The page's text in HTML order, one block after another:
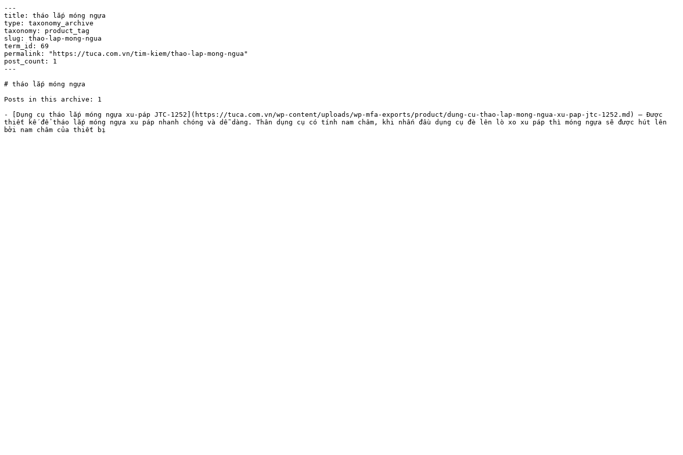
---
title: tháo lắp móng ngựa
type: taxonomy_archive
taxonomy: product_tag
slug: thao-lap-mong-ngua
term_id: 69
permalink: "https://tuca.com.vn/tim-kiem/thao-lap-mong-ngua"
post_count: 1
---
# tháo lắp móng ngựa
Posts in this archive: 1
- [Dụng cụ tháo lắp móng ngựa xu-páp JTC-1252](https://tuca.com.vn/wp-content/uploads/wp-mfa-exports/product/dung-cu-thao-lap-mong-ngua-xu-pap-jtc-1252.md) — Được
thiết kế để tháo lắp móng ngựa xu páp nhanh chóng và dễ dàng. Thân dụng cụ có tính nam châm, khi nhấn đầu dụng cụ đè lên lò xo xu páp thì móng ngựa sẽ được hút lên